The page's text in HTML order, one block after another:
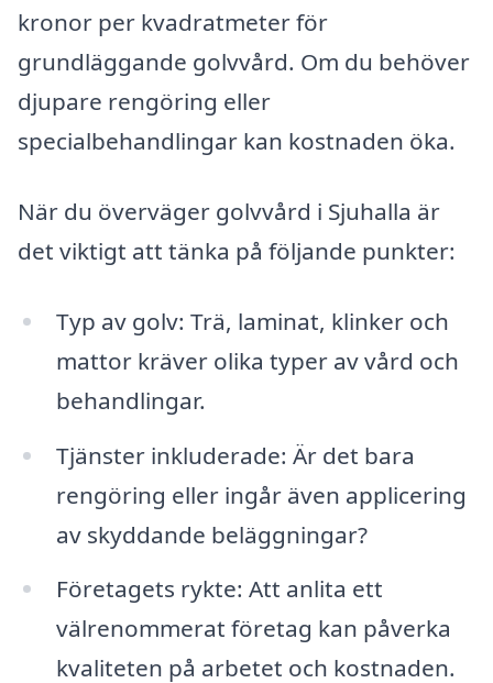
kronor per kvadratmeter för
grundläggande golvvård. Om du behöver
djupare rengöring eller
specialbehandlingar kan kostnaden öka.
När du överväger golvvård i Sjuhalla är
det viktigt att tänka på följande punkter:
Typ av golv: Trä, laminat, klinker och
mattor kräver olika typer av vård och
behandlingar.
Tjänster inkluderade: Är det bara
rengöring eller ingår även applicering
av skyddande beläggningar?
Företagets rykte: Att anlita ett
välrenommerat företag kan påverka
kvaliteten på arbetet och kostnaden.